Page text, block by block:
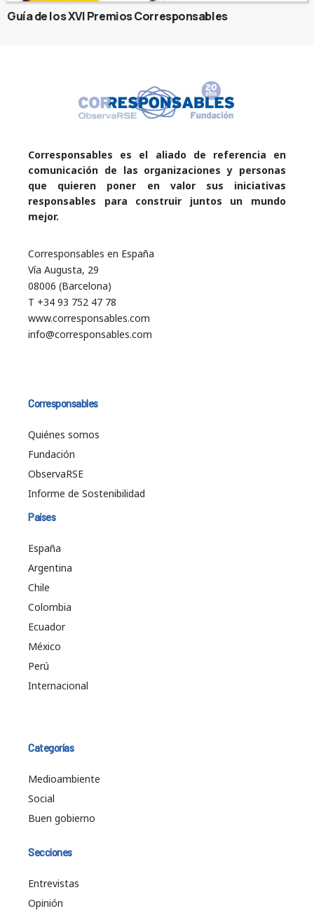
Guía de los XVI Premios Corresponsables
Corresponsables es el aliado de referencia en
comunicación de las organizaciones y personas
que quieren poner en valor sus iniciativas
responsables para construir juntos un mundo
mejor.
Corresponsables en España
Vía Augusta, 29
08006 (Barcelona)
T +34 93 752 47 78
www.corresponsables.com
info@corresponsables.com
Corresponsables
Quiénes somos
Fundación
ObservaRSE
Informe de Sostenibilidad
Países
España
Argentina
Chile
Colombia
Ecuador
México
Perú
Internacional
Categorías
Medioambiente
Social
Buen gobierno
Secciones
Entrevistas
Opinión